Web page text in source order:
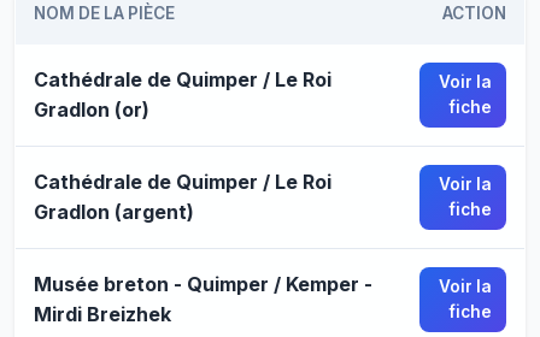
NOM DE LA PIÈCE ACTION
Cathédrale de Quimper / Le Roi
Gradlon (or)
Voir la
fiche
Cathédrale de Quimper / Le Roi
Gradlon (argent)
Voir la
fiche
Musée breton - Quimper / Kemper -
Mirdi Breizhek
Voir la
fiche